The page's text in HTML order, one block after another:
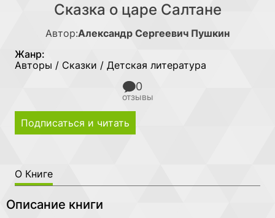
Сказка о царе Салтане
Автор:Александр Сергеевич Пушкин
Жанр:
Авторы / Сказки / Детская литература
0
отзывы
Подписаться и читать
О Книге
Описание книги